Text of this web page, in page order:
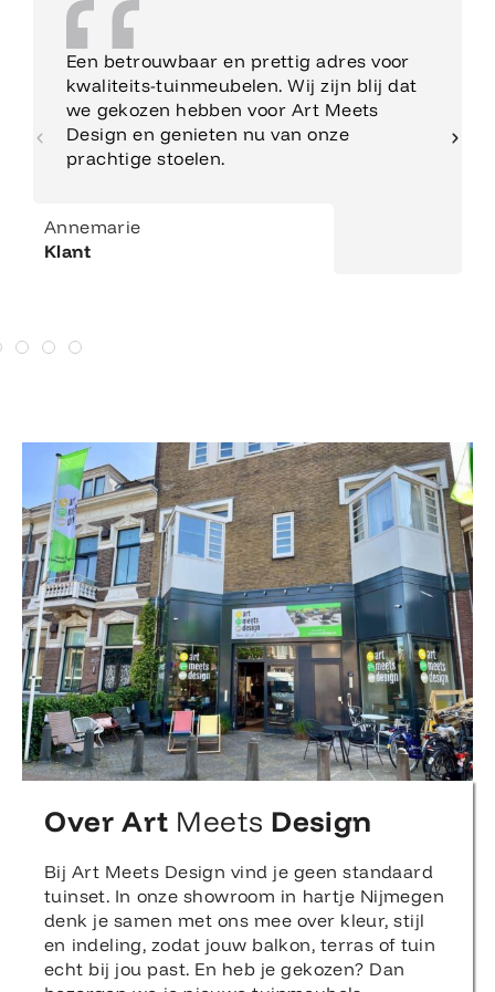
Een betrouwbaar en prettig adres voor
kwaliteits-tuinmeubelen. Wij zijn blij dat
we gekozen hebben voor Art Meets
Design en genieten nu van onze
prachtige stoelen.
Annemarie
Klant
Over Art Meets Design
Bij Art Meets Design vind je geen standaard
tuinset. In onze showroom in hartje Nijmegen
denk je samen met ons mee over kleur, stijl
en indeling, zodat jouw balkon, terras of tuin
echt bij jou past. En heb je gekozen? Dan